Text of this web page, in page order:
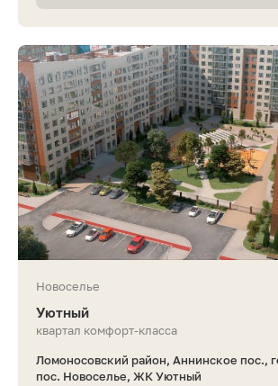
Новоселье
Уютный
квартал комфорт-класса
Ломоносовский район, Аннинское пос.,
пос. Новоселье, ЖК Уютный